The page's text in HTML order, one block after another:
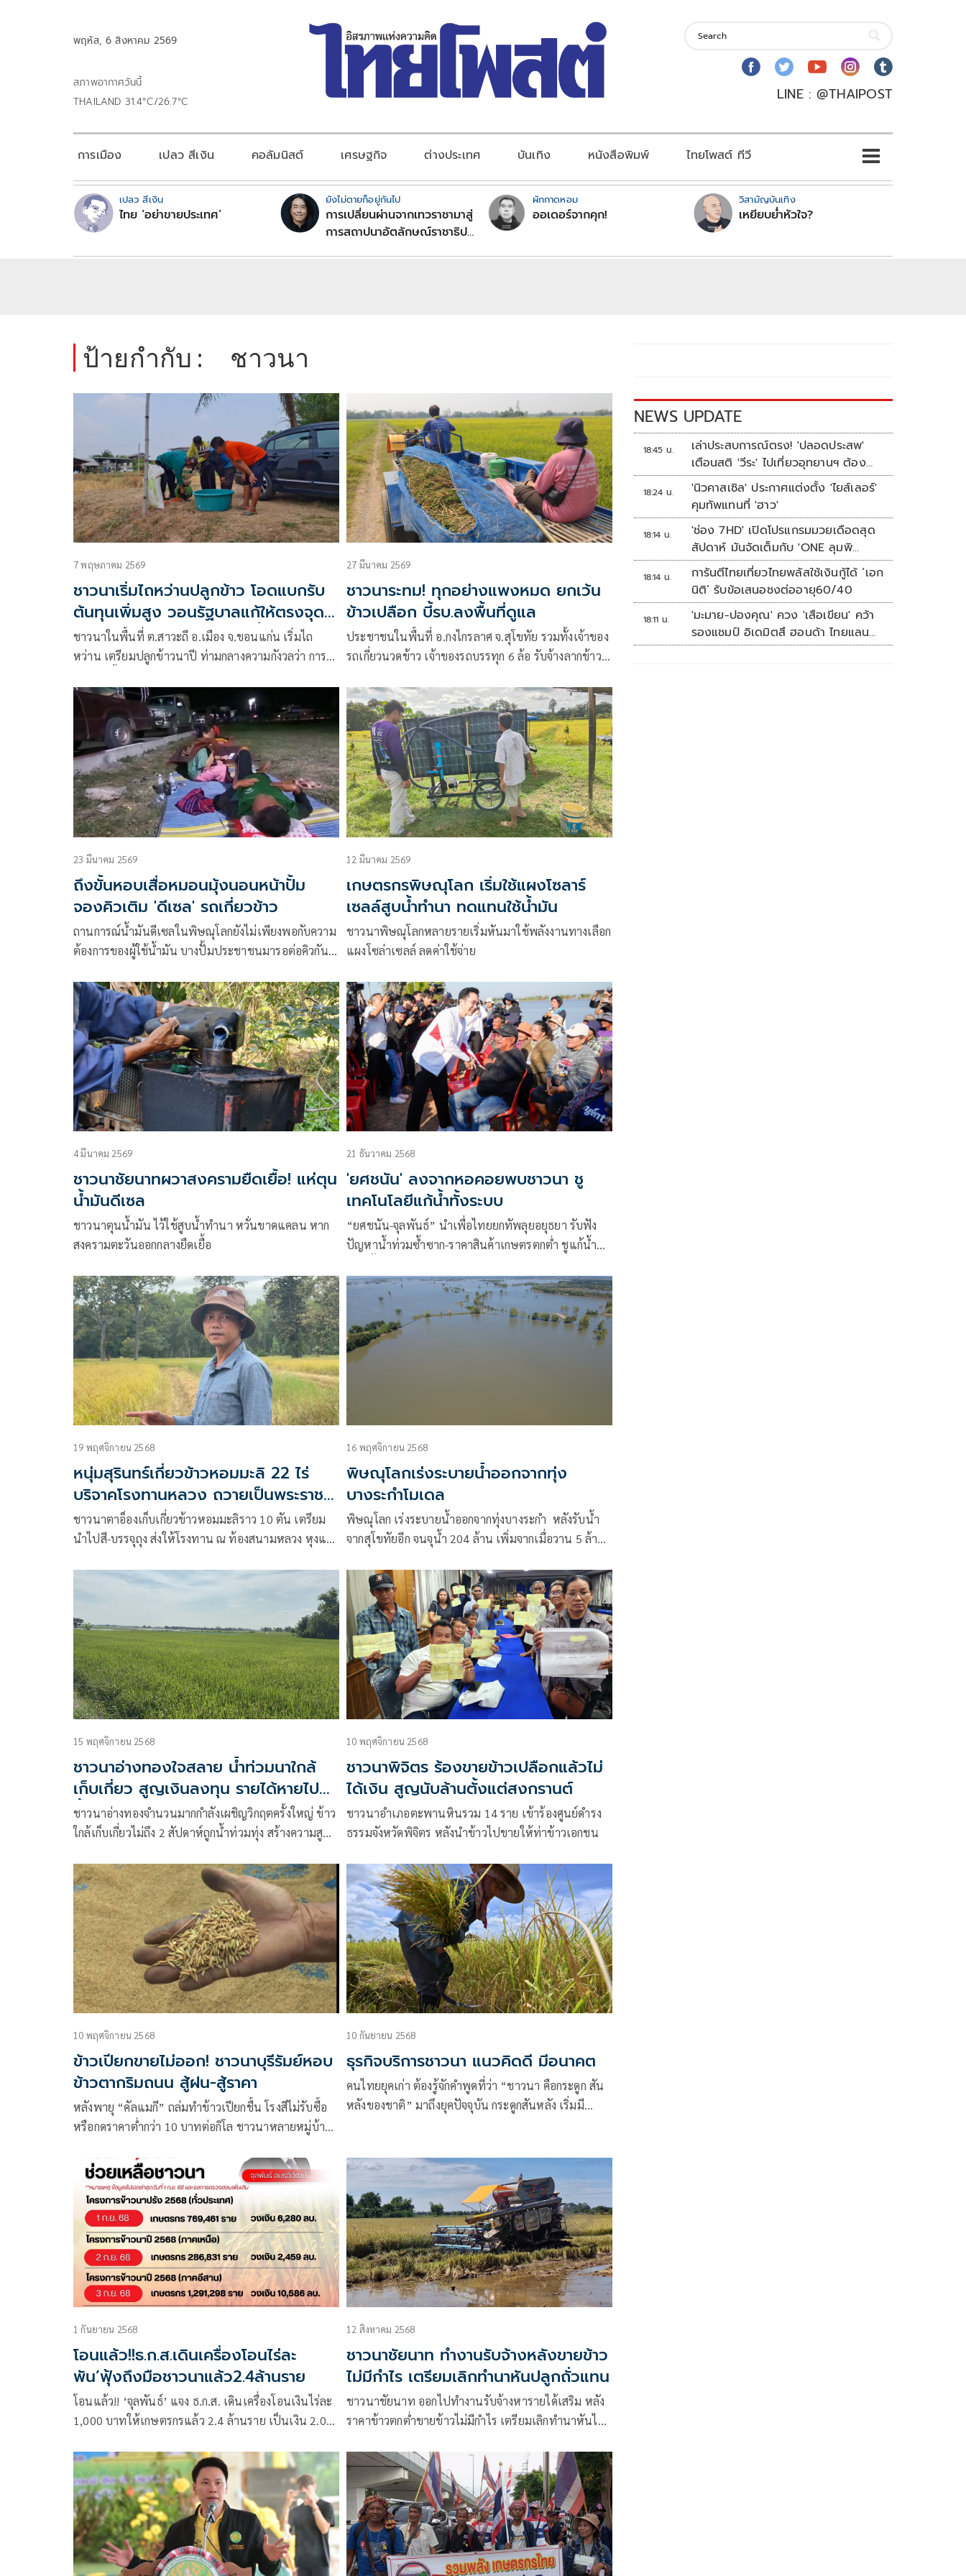
พฤหัส, 6 สิงหาคม 2569
สภาพอากาศวันนี้
THAILAND 31.4°C/26.7°C
LINE : @THAIPOST
การเมือง เปลว สีเงิน คอลัมนิสต์ เศรษฐกิจ ต่างประเทศ บันเทิง หนังสือพิมพ์ ไทยโพสต์ ทีวี
เปลว สีเงิน
ไทย ‘อย่าขายประเทศ’
ยังไม่ตายก็อยู่กันไป
การเปลี่ยนผ่านจากเทวราชามาสู่
การสถาปนาอัตลักษณ์ราชาธิป
ผักกาดหอม
ออเดอร์จากคุก!
วิสามัญบันเทิง
เหยียบย่ำหัวใจ?
ป้ายกำกับ : ชาวนา
7 พฤษภาคม 2569
ชาวนาเริ่มไถหว่านปลูกข้าว โอดแบกรับ
ต้นทุนเพิ่มสูง วอนรัฐบาลแก้ให้ตรงจุด ชี้
มาตรการสินเชื่อสร้างภาระหนี้ไม่จบสิ้น
ชาวนาในพื้นที่ ต.สาวะถี อ.เมือง จ.ขอนแก่น เริ่มไถ
หว่าน เตรียมปลูกข้าวนาปี ท่ามกลางความกังวลว่า การ
ผลิตที่สูงขึ้น โดยเฉพาะค่าน้ำมันซึ่งเป็นตุ้นทุนหลัก ทำให้
ต้องจ่ายค่าไถ ค่าหว่าน เพิ่มมากกว่าปีที่ผ่านมาเฉลี่ยไร่ละ
50-100 บาทต่อไร่ ขึ้นอยู่กับแต่ละพื้นที่
27 มีนาคม 2569
ชาวนาระทม! ทุกอย่างแพงหมด ยกเว้น
ข้าวเปลือก บี้รบ.ลงพื้นที่ดูแล
ประชาชนในพื้นที่ อ.กงไกรลาศ จ.สุโขทัย รวมทั้งเจ้าของ
รถเกี่ยวนวดข้าว เจ้าของรถบรรทุก 6 ล้อ รับจ้างลากข้าว
23 มีนาคม 2569
ถึงขั้นหอบเสื่อหมอนมุ้งนอนหน้าปั้ม
จองคิวเติม 'ดีเซล' รถเกี่ยวข้าว
ถานการณ์น้ำมันดีเซลในพิษณุโลกยังไม่เพียงพอกับความ
ต้องการของผู้ใช้น้ำมัน บางปั้มประชาชนมารอต่อคิวกัน
12 มีนาคม 2569
เกษตรกรพิษณุโลก เริ่มใช้แผงโซลาร์
เซลล์สูบน้ำทำนา ทดแทนใช้น้ำมัน
ชาวนาพิษณุโลกหลายรายเริ่มหันมาใช้พลังงานทางเลือก
แผงโซล่าเซลล์ ลดค่าใช้จ่าย
4 มีนาคม 2569
ชาวนาชัยนาทผวาสงครามยืดเยื้อ! แห่ตุน
น้ำมันดีเซล
ชาวนาตุนน้ำมัน ไว้ใช้สูบน้ำทำนา หวั่นขาดแคลน หาก
สงครามตะวันออกกลางยืดเยื้อ
21 ธันวาคม 2568
'ยศชนัน' ลงจากหอคอยพบชาวนา ชู
เทคโนโลยีแก้น้ำทั้งระบบ
“ยศชนัน-จุลพันธ์” นำเพื่อไทยยกทัพลุยอยุธยา รับฟัง
ปัญหาน้ำท่วมซ้ำซาก-ราคาสินค้าเกษตรตกต่ำ ชูแก้น้ำ
เทคโนโลยี-วิศวกรรม วางแผนป้องกัน-เยียวยาครบวงจร
19 พฤศจิกายน 2568
หนุ่มสุรินทร์เกี่ยวข้าวหอมมะลิ 22 ไร่
บริจาคโรงทานหลวง ถวายเป็นพระราช
กุศล
ชาวนาตาอ็องเก็บเกี่ยวข้าวหอมมะลิราว 10 ตัน เตรียม
นำไปสี-บรรจุถุง ส่งให้โรงทาน ณ ท้องสนามหลวง หุงแจก
เจ้าสิริกิติ์ พระบรมราชินีนาถ พระบรมราชชนนีพันปี
16 พฤศจิกายน 2568
พิษณุโลกเร่งระบายน้ำออกจากทุ่ง
บางระกำโมเดล
พิษณุโลก เร่งระบายน้ำออกจากทุ่งบางระกำ หลังรับน้ำ
จากสุโขทัยอีก จนจุน้ำ 204 ล้าน เพิ่มจากเมื่อวาน 5 ล้าน
ข้าวหอมมะลิจมน้ำหนัก
15 พฤศจิกายน 2568
ชาวนาอ่างทองใจสลาย น้ำท่วมนาใกล้
เก็บเกี่ยว สูญเงินลงทุน รายได้หายไปกับ
น้ำ
ชาวนาอ่างทองจำนวนมากกำลังเผชิญวิกฤตครั้งใหญ่ ข้าว
ใกล้เก็บเกี่ยวไม่ถึง 2 สัปดาห์ถูกน้ำท่วมทุ่ง สร้างความสูญ
10 พฤศจิกายน 2568
ชาวนาพิจิตร ร้องขายข้าวเปลือกแล้วไม่
ได้เงิน สูญนับล้านตั้งแต่สงกรานต์
ชาวนาอำเภอตะพานหินรวม 14 ราย เข้าร้องศูนย์ดำรง
ธรรมจังหวัดพิจิตร หลังนำข้าวไปขายให้ท่าข้าวเอกชน
10 พฤศจิกายน 2568
ข้าวเปียกขายไม่ออก! ชาวนาบุรีรัมย์หอบ
ข้าวตากริมถนน สู้ฝน-สู้ราคา
หลังพายุ “คัลแมกี” ถล่มทำข้าวเปียกชื้น โรงสีไม่รับซื้อ
หรือกดราคาต่ำกว่า 10 บาทต่อกิโล ชาวนาหลายหมู่บ้าน
บ้าน ริมถนน หวังไล่ความชื้นก่อนนำไปขายใหม่เพื่อใช้
หนี้และเลี้ยงครอบครัว
10 กันยายน 2568
ธุรกิจบริการชาวนา แนวคิดดี มีอนาคต
คนไทยยุคเก่า ต้องรู้จักคำพูดที่ว่า “ชาวนา คือกระดูก สัน
หลังของชาติ” มาถึงยุคปัจจุบัน กระดูกสันหลัง เริ่มมี
โลก มีมากขึ้น ผลผลิตต่อพื้นที่ของประเทศคู่แข่งเขาสูง
1 กันยายน 2568
โอนแล้ว!!ธ.ก.ส.เดินเครื่องโอนไร่ละ
พัน’ฟุ้งถึงมือชาวนาแล้ว2.4ล้านราย
โอนแล้ว!! ‘จุลพันธ์’ แจง ธ.ก.ส. เดินเครื่องโอนเงินไร่ละ
1,000 บาทให้เกษตรกรแล้ว 2.4 ล้านราย เป็นเงิน 2.05
เกษตรและสหกรณ์ส่งข้อมูลมาเพิ่ม ยืนยันเงินถึงมือ
เกษตรกรผู้ปลูกข้าวโดยตรง-เร่งด่วน เพื่อบรรเทาความ
เดือดร้อนแก่ชาวนาทั่วประเทศ
12 สิงหาคม 2568
ชาวนาชัยนาท ทำงานรับจ้างหลังขายข้าว
ไม่มีกำไร เตรียมเลิกทำนาหันปลูกถั่วแทน
ชาวนาชัยนาท ออกไปทำงานรับจ้างหารายได้เสริม หลัง
ราคาข้าวตกต่ำขายข้าวไม่มีกำไร เตรียมเลิกทำนาหันไป
NEWS UPDATE
18:45 น.
เล่าประสบการณ์ตรง! 'ปลอดประสพ'
เตือนสติ 'วีระ' ไปเที่ยวอุทยานฯ ต้อง
ยอมรับธรรมชาติดิบๆให้ได้
18:24 น.
'นิวคาสเซิล' ประกาศแต่งตั้ง 'ไยส์เลอร์'
คุมทัพแทนที่ 'ฮาว'
18:14 น.
'ช่อง 7HD' เปิดโปรแกรมมวยเดือดสุด
สัปดาห์ มันจัดเต็มกับ 'ONE ลุมพิ
นี 165-มวยไทย 7 สี'
18:14 น.
การันตีไทยเที่ยวไทยพลัสใช้เงินกู้ได้ ‘เอก
นิติ’ รับข้อเสนอชงต่ออายุ60/40
18:11 น.
'มะมาย-ปองคุณ' ควง 'เสือเขียน' คว้า
รองแชมป์ อิเดมิตสึ ฮอนด้า ไทยแลนด์
ทาเลนต์ คัพ สนาม 3